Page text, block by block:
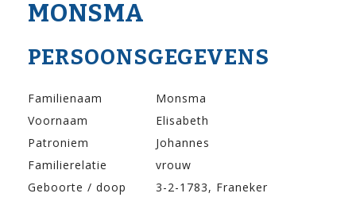
MONSMA
PERSOONSGEGEVENS
Familienaam
Monsma
Voornaam
Elisabeth
Patroniem
Johannes
Familierelatie
vrouw
Geboorte / doop
3-2-1783, Franeker